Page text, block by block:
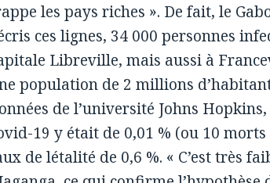
les pays riches ». De fait, le
ces lignes, 34 000 personnes
Libreville, mais aussi à
population de 2 millions
de l’université Johns
19 y était de 0,01 % (ou 10
de létalité de 0,6 %. « C’est très